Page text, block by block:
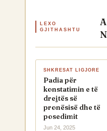
LEXO
GJITHASHTU
SHKRESAT LIGJORE
Padia për
konstatimin e të
drejtës së
pronësisë dhe të
posedimit
Jun 24, 2025